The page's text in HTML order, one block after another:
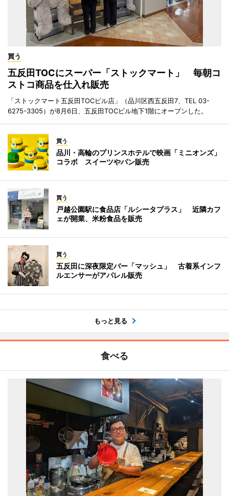
買う
五反田TOCにスーパー「ストックマート」 毎朝コ
ストコ商品を仕入れ販売
「ストックマート五反田TOCビル店」（品川区西五反田7、TEL 03-
6275-3305）が8月6日、五反田TOCビル地下1階にオープンした。
買う
品川・高輪のプリンスホテルで映画「ミニオンズ」
コラボ スイーツやパン販売
買う
戸越公園駅に食品店「ルシータプラス」 近隣カフ
ェが開業、米粉食品を販売
買う
五反田に深夜限定バー「マッシュ」 古着系インフ
ルエンサーがアパレル販売
もっと見る
食べる